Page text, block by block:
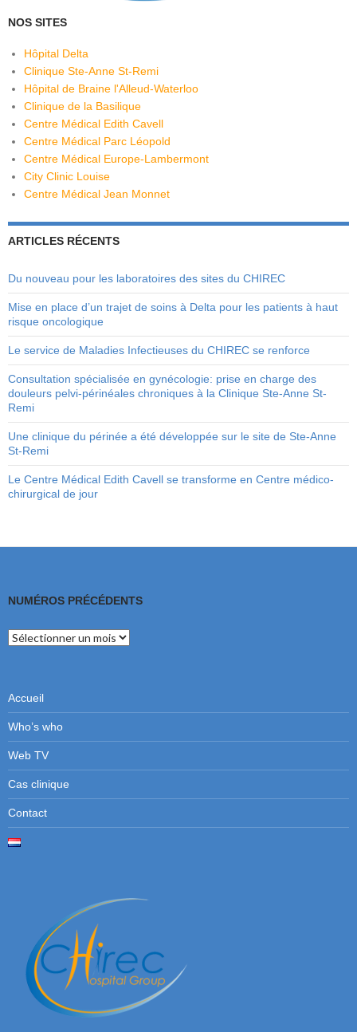
NOS SITES
Hôpital Delta
Clinique Ste-Anne St-Remi
Hôpital de Braine l'Alleud-Waterloo
Clinique de la Basilique
Centre Médical Edith Cavell
Centre Médical Parc Léopold
Centre Médical Europe-Lambermont
City Clinic Louise
Centre Médical Jean Monnet
ARTICLES RÉCENTS
Du nouveau pour les laboratoires des sites du CHIREC
Mise en place d’un trajet de soins à Delta pour les patients à haut
risque oncologique
Le service de Maladies Infectieuses du CHIREC se renforce
Consultation spécialisée en gynécologie: prise en charge des
douleurs pelvi-périnéales chroniques à la Clinique Ste-Anne St-
Remi
Une clinique du périnée a été développée sur le site de Ste-Anne
St-Remi
Le Centre Médical Edith Cavell se transforme en Centre médico-
chirurgical de jour
NUMÉROS PRÉCÉDENTS
Numéros
précédents
Accueil
Who’s who
Web TV
Cas clinique
Contact